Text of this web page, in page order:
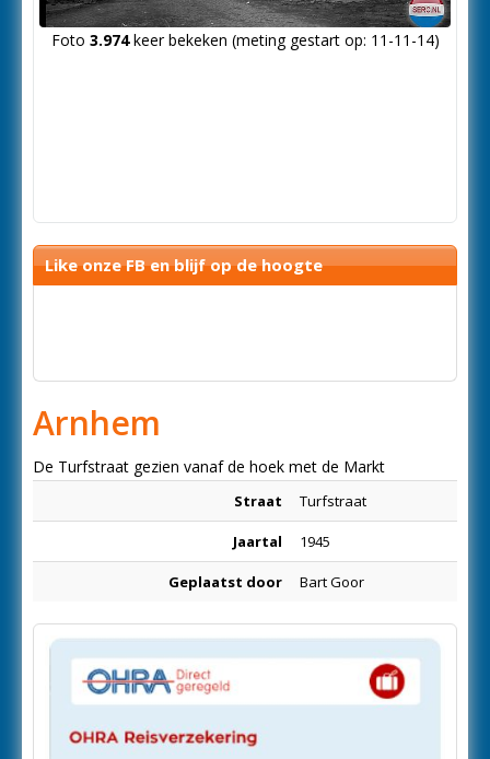
Foto 3.974keer bekeken (meting gestart op: 11-11-14)
Like onze FB en blijf op de hoogte
Arnhem
De Turfstraat gezien vanaf de hoek met de Markt
Straat Turfstraat
Jaartal 1945
Geplaatst door Bart Goor